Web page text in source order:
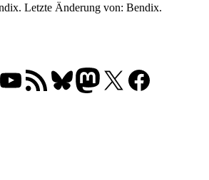
Letzte Änderung von: Bendix.
auf Instagram
Besucht unseren YouTube-Kanal
RSS-FeedBluesky
Folgt uns auf Mastodon
X Folgt uns auf